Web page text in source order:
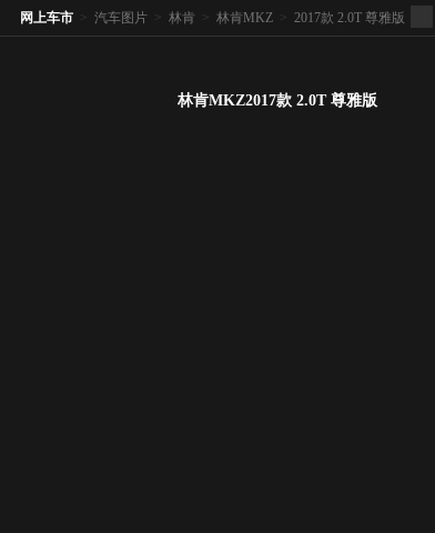
网上车市 > 汽车图片 > 林肯 > 林肯MKZ > 2017款 2.0T 尊雅版
林肯MKZ2017款 2.0T 尊雅版